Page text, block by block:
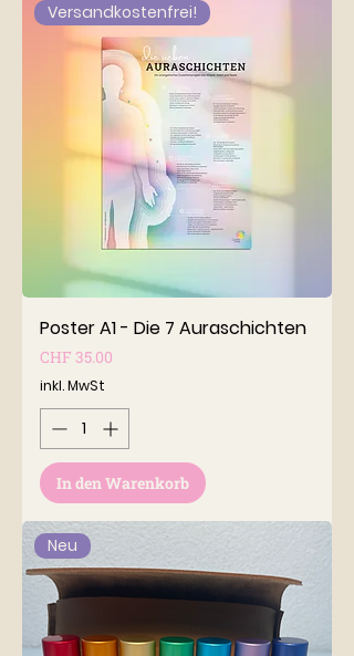
Versandkostenfrei!
Poster A1 - Die 7 Auraschichten
Preis
CHF 35.00
inkl. MwSt
In den Warenkorb
Neu